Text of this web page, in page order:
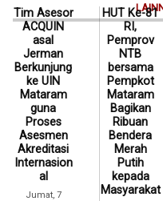
Tim Asesor
ACQUIN
asal
Jerman
Berkunjung
ke UIN
Mataram
guna
Proses
Asesmen
Akreditasi
Internasion
al
Jumat, 7
HUT Ke-81
RI,
Pemprov
NTB
bersama
Pempkot
Mataram
Bagikan
Ribuan
Bendera
Merah
Putih
kepada
Masyarakat